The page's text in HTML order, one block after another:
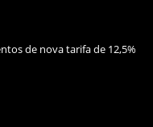
de nova tarifa de 12,5%